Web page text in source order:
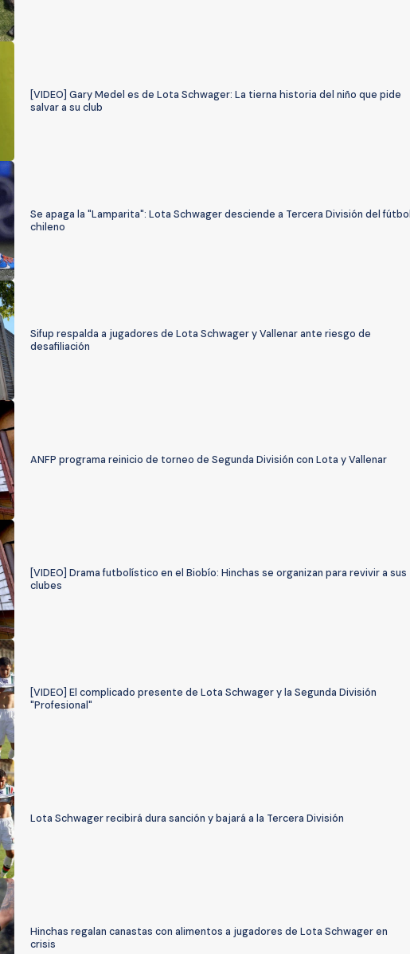
[VIDEO] Gary Medel es de Lota Schwager: La tierna historia del niño que pide
salvar a su club
Se apaga la "Lamparita": Lota Schwager desciende a Tercera División del fútbol
chileno
Sifup respalda a jugadores de Lota Schwager y Vallenar ante riesgo de
desafiliación
ANFP programa reinicio de torneo de Segunda División con Lota y Vallenar
[VIDEO] Drama futbolístico en el Biobío: Hinchas se organizan para revivir a sus
clubes
[VIDEO] El complicado presente de Lota Schwager y la Segunda División
"Profesional"
Lota Schwager recibirá dura sanción y bajará a la Tercera División
Hinchas regalan canastas con alimentos a jugadores de Lota Schwager en
crisis